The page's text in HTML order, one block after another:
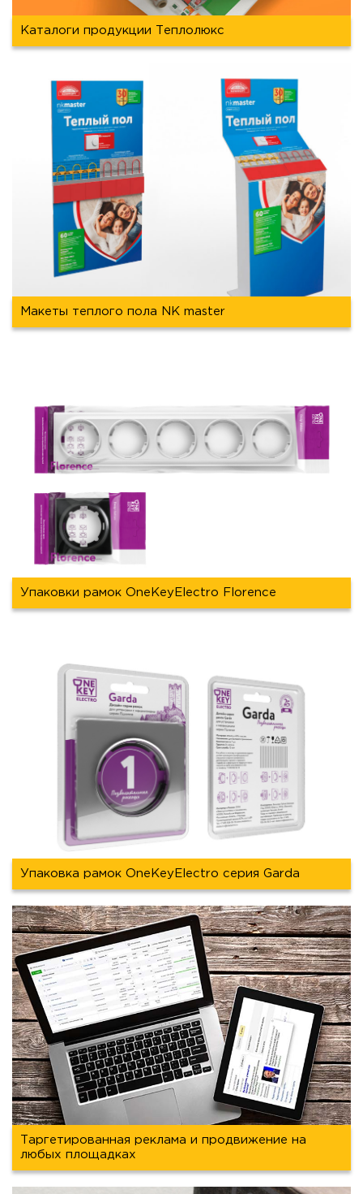
Каталоги продукции Теплолюкс
Макеты теплого пола NK master
Упаковки рамок OneKeyElectro Florence
Упаковка рамок OneKeyElectro серия Garda
Таргетированная реклама и продвижение на
любых площадках